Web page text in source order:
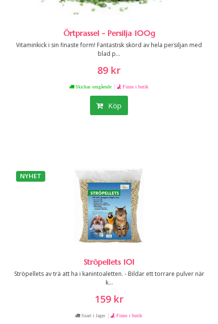
Örtprassel - Persilja 100g
Vitaminkick i sin finaste form! Fantastisk skörd av hela persiljan med
blad p...
89 kr
Skickas omgående | Finns i butik
Köp
NYHET
Ströpellets 10l
Ströpellets av trä att ha i kanintoaletten. - Bildar ett torrare pulver när
k...
159 kr
Snart i lager | Finns i butik